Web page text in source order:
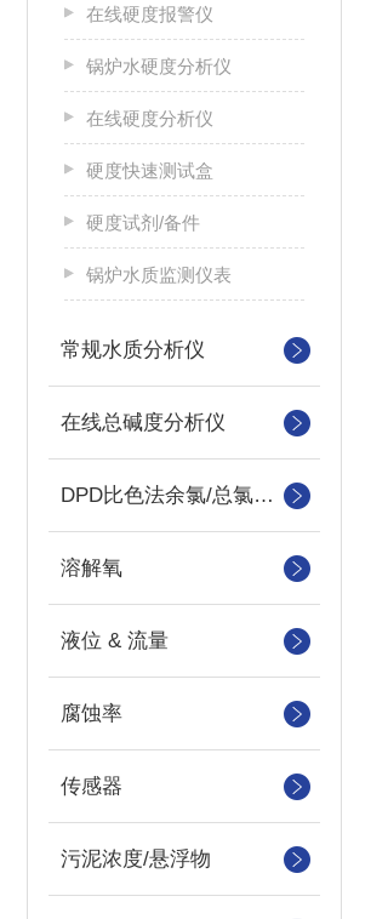
在线硬度报警仪
锅炉水硬度分析仪
在线硬度分析仪
硬度快速测试盒
硬度试剂/备件
锅炉水质监测仪表
常规水质分析仪
在线总碱度分析仪
DPD比色法余氯/总氯分析仪
溶解氧
液位 & 流量
腐蚀率
传感器
污泥浓度/悬浮物